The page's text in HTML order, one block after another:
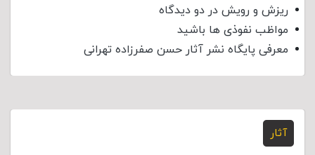
ریزش و رویش در دو دیدگاه
مواظب نفوذی‌ ها باشید
معرفی پایگاه نشر آثار حسن صفرزاده تهرانی
آثار